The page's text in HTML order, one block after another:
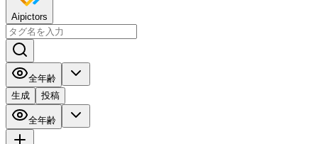
Aipictors
全年齢
生成
投稿
全年齢